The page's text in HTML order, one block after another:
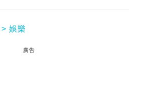
娛樂
廣告